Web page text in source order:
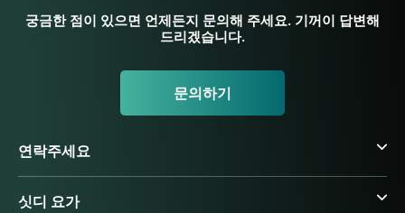
궁금한 점이 있으면 언제든지 문의해 주세요. 기꺼이 답변해
드리겠습니다.
문의하기
연락주세요
싯디 요가